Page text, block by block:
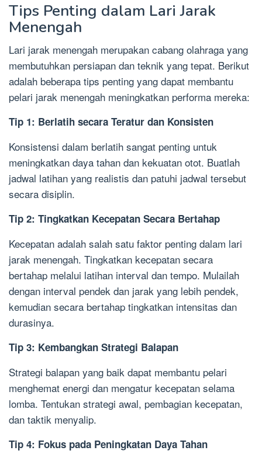
Tips Penting dalam Lari Jarak
Menengah
Lari jarak menengah merupakan cabang olahraga yang
membutuhkan persiapan dan teknik yang tepat. Berikut
adalah beberapa tips penting yang dapat membantu
pelari jarak menengah meningkatkan performa mereka:
Tip 1: Berlatih secara Teratur dan Konsisten
Konsistensi dalam berlatih sangat penting untuk
meningkatkan daya tahan dan kekuatan otot. Buatlah
jadwal latihan yang realistis dan patuhi jadwal tersebut
secara disiplin.
Tip 2: Tingkatkan Kecepatan Secara Bertahap
Kecepatan adalah salah satu faktor penting dalam lari
jarak menengah. Tingkatkan kecepatan secara
bertahap melalui latihan interval dan tempo. Mulailah
dengan interval pendek dan jarak yang lebih pendek,
kemudian secara bertahap tingkatkan intensitas dan
durasinya.
Tip 3: Kembangkan Strategi Balapan
Strategi balapan yang baik dapat membantu pelari
menghemat energi dan mengatur kecepatan selama
lomba. Tentukan strategi awal, pembagian kecepatan,
dan taktik menyalip.
Tip 4: Fokus pada Peningkatan Daya Tahan